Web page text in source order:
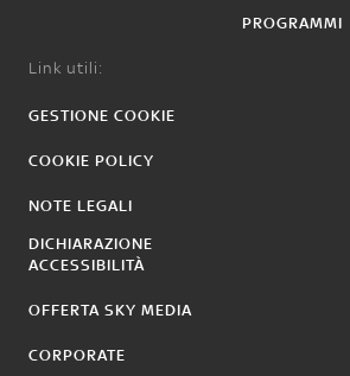
PROGRAMMI
Link utili:
GESTIONE COOKIE
COOKIE POLICY
NOTE LEGALI
DICHIARAZIONE
ACCESSIBILITÀ
OFFERTA SKY MEDIA
CORPORATE